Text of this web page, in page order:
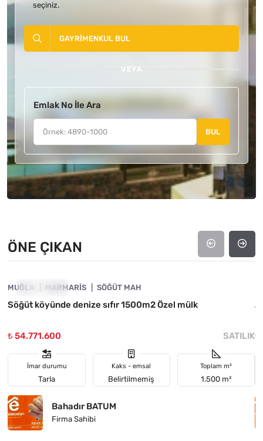
seçiniz.
GAYRIMENKUL BUL
VEYA
Emlak No İle Ara
BUL
ÖNE ÇIKAN
ÖNE ÇIKAN
MUĞLA MARMARIS SÖĞÜT MAH
Söğüt köyünde denize sıfır 1500m2 Özel mülk
₺ 54.771.600 SATILIK
İmar durumu
Tarla
Kaks - emsal
Belirtilmemiş
Toplam m²
1.500 m²
Bahadır BATUM
Firma Sahibi
₺